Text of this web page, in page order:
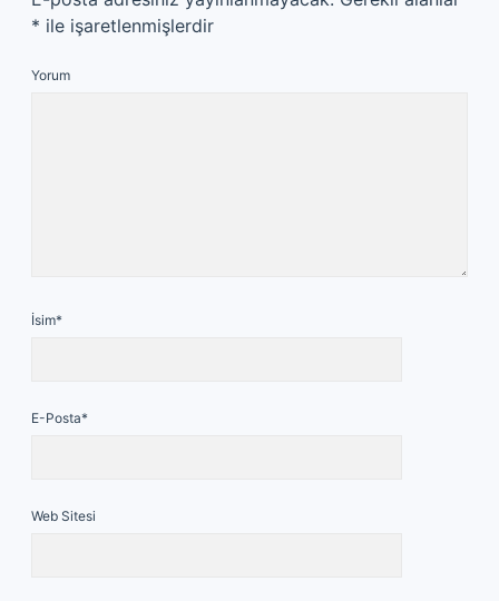
* ile işaretlenmişlerdir
Yorum
İsim*
E-Posta*
Web Sitesi